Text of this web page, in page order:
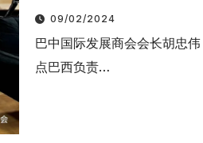
物09/02/2024
巴中国际发展商会会长胡忠
点巴西负责…